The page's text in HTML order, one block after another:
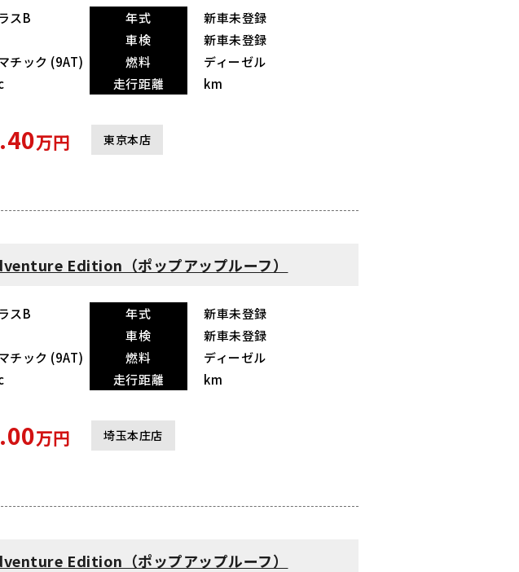
スB 年式
新車未登録
車検
新車未登録
チック (9AT) 燃料
ディーゼル
走行距離 km
万円 東京本店
Edition（ポップアップルーフ）
スB 年式
新車未登録
車検
新車未登録
チック (9AT) 燃料
ディーゼル
走行距離 km
万円 埼玉本庄店
Edition（ポップアップルーフ）